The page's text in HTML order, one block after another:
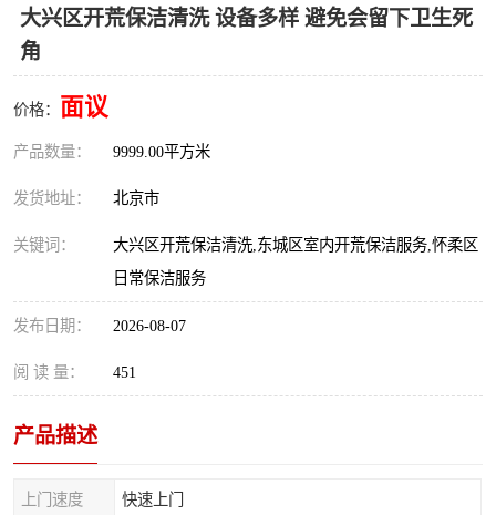
大兴区开荒保洁清洗 设备多样 避免会留下卫生死
角
价格： 面议
产品数量： 9999.00平方米
发货地址： 北京市
关键词：
大兴区开荒保洁清洗,东城区室内开荒保洁服务,怀柔区
日常保洁服务
发布日期： 2026-08-07
阅 读 量： 451
产品描述
上门速度 快速上门